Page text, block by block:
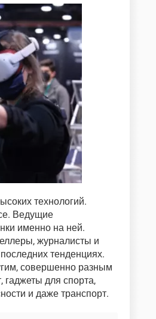
технологий.
Ведущие
именно на ней.
журналисты и
тенденциях.
совершенно разным
гаджеты для спорта,
и даже транспорт.